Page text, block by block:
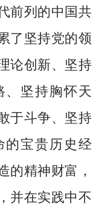
前列的中国共
了坚持党的领
论创新、坚持
坚持胸怀天
于斗争、坚持
的宝贵历史经
的精神财富，
并在实践中不